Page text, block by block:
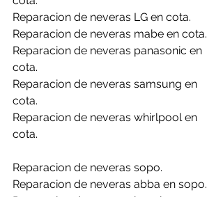
Reparacion de neveras LG en cota.
Reparacion de neveras mabe en cota.
Reparacion de neveras panasonic en
cota.
Reparacion de neveras samsung en
cota.
Reparacion de neveras whirlpool en
cota.
Reparacion de neveras sopo.
Reparacion de neveras abba en sopo.